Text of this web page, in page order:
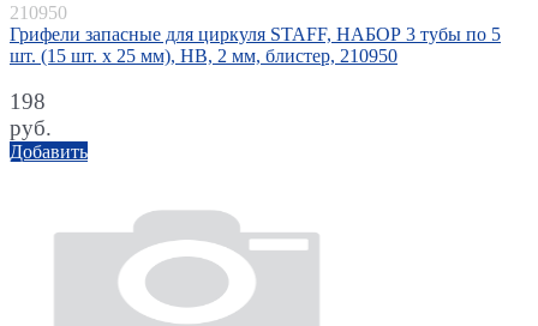
210950
Грифели запасные для циркуля STAFF, НАБОР 3 тубы по 5
шт. (15 шт. х 25 мм), HB, 2 мм, блистер, 210950
198
руб.
Добавить